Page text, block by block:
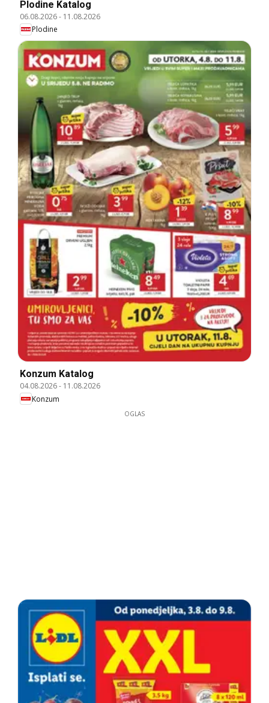
Plodine Katalog
06.08.2026- 11.08.2026
Plodine
Konzum Katalog
04.08.2026- 11.08.2026
Konzum
OGLAS